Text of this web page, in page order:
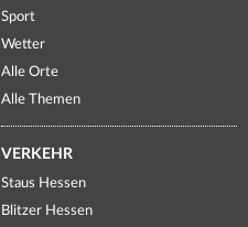
Sport
Wetter
Alle Orte
Alle Themen
VERKEHR
Staus Hessen
Blitzer Hessen